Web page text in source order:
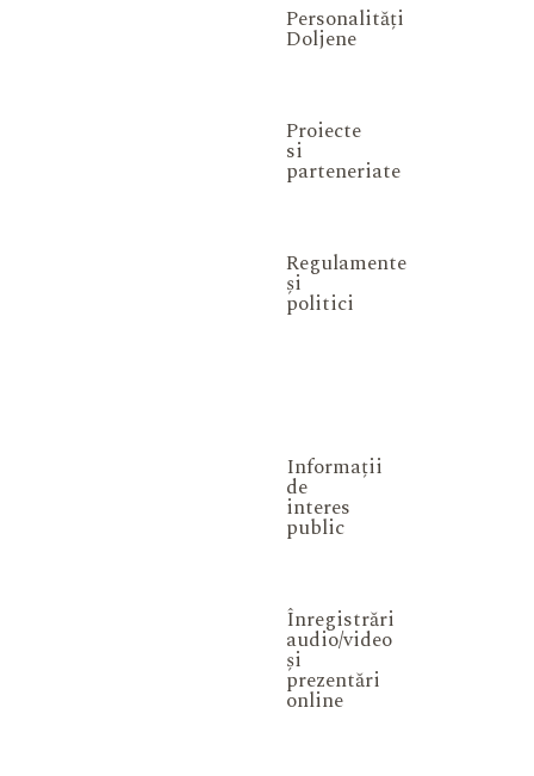
Personalități
Doljene
Proiecte
si
parteneriate
Regulamente
și
politici
Informații
de
interes
public
Înregistrări
audio/video
și
prezentări
online